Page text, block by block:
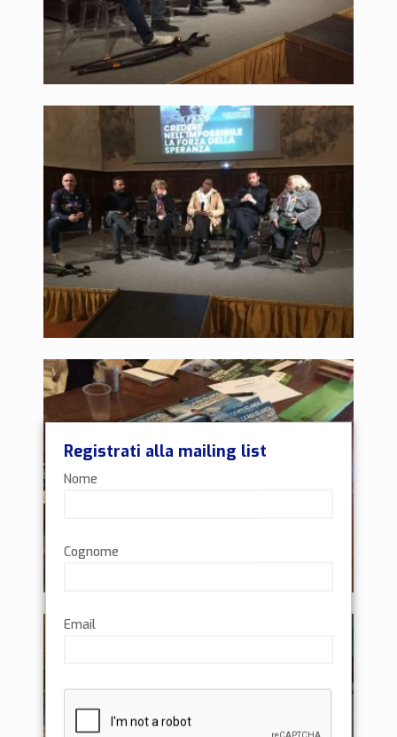
Registrati alla mailing list
Nome
Cognome
Email